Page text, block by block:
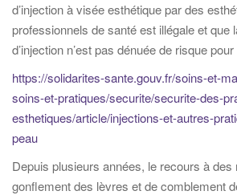
d’injection à visée esthétique par des
professionnels de santé est illégale et que
d’injection n’est pas dénuée de risque
https://solidarites-sante.gouv.fr/soins-et-
soins-et-pratiques/securite/securite-des-
esthetiques/article/injections-et-autres-
peau
Depuis plusieurs années, le recours à des
gonflement des lèvres et de comblement